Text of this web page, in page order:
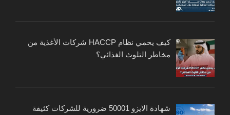
كيف يحمي نظام HACCP شركات الأغذية من
مخاطر التلوث الغذائي؟
شهادة الايزو 50001 ضرورية للشركات كثيفة